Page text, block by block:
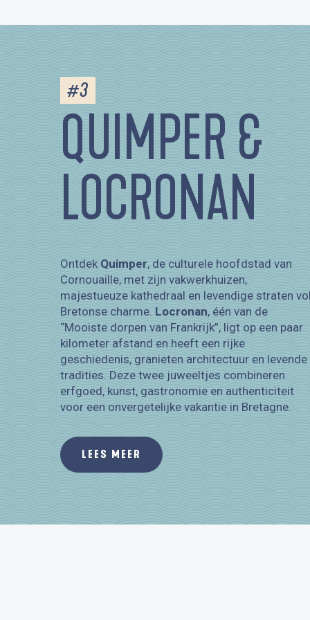
#3
QUIMPER &
LOCRONAN
Ontdek Quimper, de culturele hoofdstad van
Cornouaille, met zijn vakwerkhuizen,
majestueuze kathedraal en levendige straten
Bretonse charme. Locronan, één van de
“Mooiste dorpen van Frankrijk”, ligt op een paar
kilometer afstand en heeft een rijke
geschiedenis, granieten architectuur en levende
tradities. Deze twee juweeltjes combineren
erfgoed, kunst, gastronomie en authenticiteit
voor een onvergetelijke vakantie in Bretagne.
LEES MEER